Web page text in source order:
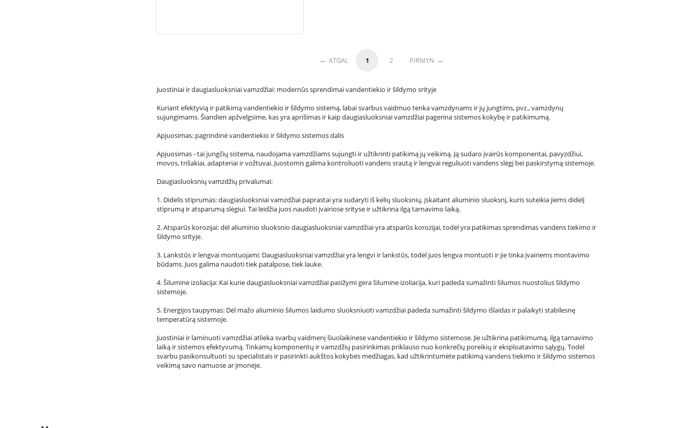
ATGAL 1 2 PIRMYN
Juostiniai ir daugiasluoksniai vamzdžiai: modernūs sprendimai vandentiekio ir šildymo srityje
Kuriant efektyvią ir patikimą vandentiekio ir šildymo sistemą, labai svarbus vaidmuo tenka vamzdynams ir jų jungtims, pvz., vamzdynų
sujungimams. Šiandien apžvelgsime, kas yra aprišimas ir kaip daugiasluoksniai vamzdžiai pagerina sistemos kokybę ir patikimumą.
Apjuosimas: pagrindinė vandentiekio ir šildymo sistemos dalis
Apjuosimas - tai jungčių sistema, naudojama vamzdžiams sujungti ir užtikrinti patikimą jų veikimą. Ją sudaro įvairūs komponentai, pavyzdžiui,
movos, trišakiai, adapteriai ir vožtuvai. Juostomis galima kontroliuoti vandens srautą ir lengvai reguliuoti vandens slėgį bei paskirstymą sistemoje.
Daugiasluoksnių vamzdžių privalumai:
1. Didelis stiprumas: daugiasluoksniai vamzdžiai paprastai yra sudaryti iš kelių sluoksnių, įskaitant aliuminio sluoksnį, kuris suteikia jiems didelį
stiprumą ir atsparumą slėgiui. Tai leidžia juos naudoti įvairiose srityse ir užtikrina ilgą tarnavimo laiką.
2. Atsparūs korozijai: dėl aliuminio sluoksnio daugiasluoksniai vamzdžiai yra atsparūs korozijai, todėl yra patikimas sprendimas vandens tiekimo ir
šildymo srityje.
3. Lankstūs ir lengvai montuojami: Daugiasluoksniai vamzdžiai yra lengvi ir lankstūs, todėl juos lengva montuoti ir jie tinka įvairiems montavimo
būdams. Juos galima naudoti tiek patalpose, tiek lauke.
4. Šiluminė izoliacija: Kai kurie daugiasluoksniai vamzdžiai pasižymi gera šilumine izoliacija, kuri padeda sumažinti šilumos nuostolius šildymo
sistemoje.
5. Energijos taupymas: Dėl mažo aliuminio šilumos laidumo sluoksniuoti vamzdžiai padeda sumažinti šildymo išlaidas ir palaikyti stabilesnę
temperatūrą sistemoje.
Juostiniai ir laminuoti vamzdžiai atlieka svarbų vaidmenį šiuolaikinėse vandentiekio ir šildymo sistemose. Jie užtikrina patikimumą, ilgą tarnavimo
laiką ir sistemos efektyvumą. Tinkamų komponentų ir vamzdžių pasirinkimas priklauso nuo konkrečių poreikių ir eksploatavimo sąlygų. Todėl
svarbu pasikonsultuoti su specialistais ir pasirinkti aukštos kokybės medžiagas, kad užtikrintumėte patikimą vandens tiekimo ir šildymo sistemos
veikimą savo namuose ar įmonėje.